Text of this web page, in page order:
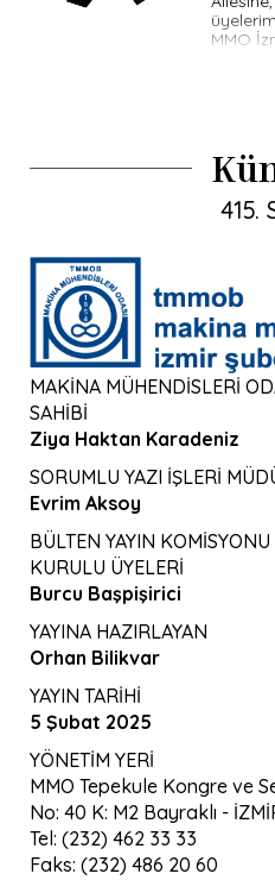
MMO
415.
MAKİNA MÜHENDİSLERİ
SAHİBİ
Ziya Haktan Karadeniz
SORUMLU YAZI İŞLERİ
Evrim Aksoy
BÜLTEN YAYIN
KURULU ÜYELERİ
Burcu Başpişirici
YAYINA HAZIRLAYAN
Orhan Bilikvar
YAYIN TARİHİ
5 Şubat 2025
YÖNETİM YERİ
MMO Tepekule Kongre ve
No: 40 K: M2 Bayraklı -
Tel: (232) 462 33 33
Faks: (232) 486 20 60